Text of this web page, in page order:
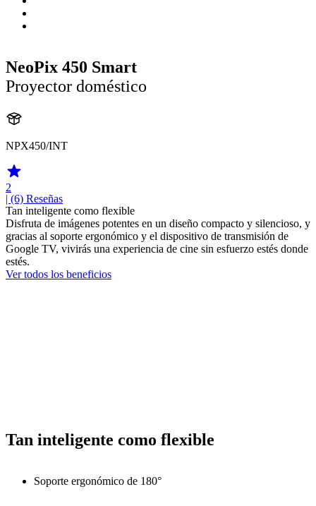
NeoPix 450 Smart
Proyector doméstico
NPX450/INT
2
| (6) Reseñas
Tan inteligente como flexible
Disfruta de imágenes potentes en un diseño compacto y silencioso, y
gracias al soporte ergonómico y el dispositivo de transmisión de
Google TV, vivirás una experiencia de cine sin esfuerzo estés donde
estés.
Ver todos los beneficios
Tan inteligente como flexible
Soporte ergonómico de 180°